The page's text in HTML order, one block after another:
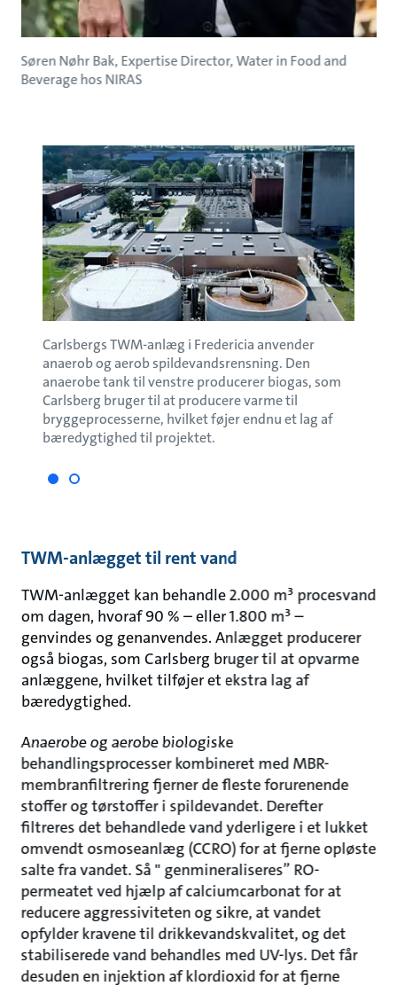
Søren Nøhr Bak, Expertise Director, Water in Food and
Beverage hos NIRAS
Carlsbergs TWM-anlæg i Fredericia anvender
anaerob og aerob spildevandsrensning. Den
anaerobe tank til venstre producerer biogas, som
Carlsberg bruger til at producere varme til
bryggeprocesserne, hvilket føjer endnu et lag af
bæredygtighed til projektet.
TWM-anlægget til rent vand
TWM-anlægget kan behandle 2.000 m³ procesvand
om dagen, hvoraf 90 % – eller 1.800 m³ –
genvindes og genanvendes. Anlægget producerer
også biogas, som Carlsberg bruger til at opvarme
anlæggene, hvilket tilføjer et ekstra lag af
bæredygtighed.
Anaerobe og aerobe biologiske
behandlingsprocesser kombineret med MBR-
membranfiltrering fjerner de fleste forurenende
stoffer og tørstoffer i spildevandet. Derefter
filtreres det behandlede vand yderligere i et lukket
omvendt osmoseanlæg (CCRO) for at fjerne opløste
salte fra vandet. Så " genmineraliseres” RO-
permeatet ved hjælp af calciumcarbonat for at
reducere aggressiviteten og sikre, at vandet
opfylder kravene til drikkevandskvalitet, og det
stabiliserede vand behandles med UV-lys. Det får
desuden en injektion af klordioxid for at fjerne